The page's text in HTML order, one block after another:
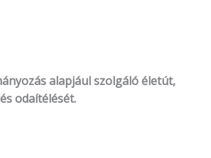
alapjául szolgáló életút,
odaítélését.